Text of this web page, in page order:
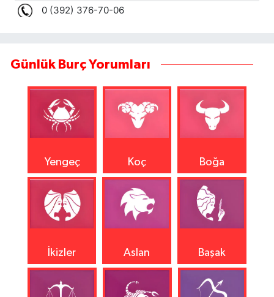
Günlük Burç Yorumları
Yengeç Koç Boğa
İkizler Aslan Başak